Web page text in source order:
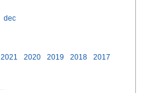
dec
2021 2020 2019 2018
2017